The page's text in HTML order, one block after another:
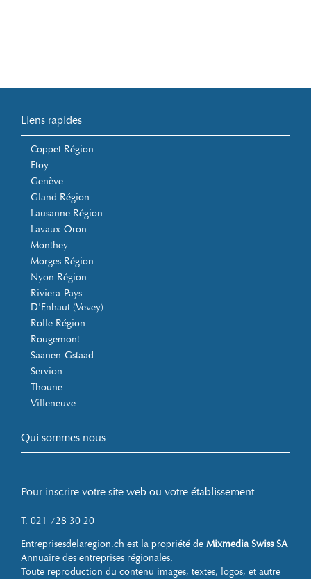
Liens rapides
Coppet Région
Etoy
Genève
Gland Région
Lausanne Région
Lavaux-Oron
Monthey
Morges Région
Nyon Région
Riviera-Pays-
D'Enhaut (Vevey)
Rolle Région
Rougemont
Saanen-Gstaad
Servion
Thoune
Villeneuve
Qui sommes nous
Pour inscrire votre site web ou votre établissement
T. 021 728 30 20
Entreprisesdelaregion.ch est la propriété de Mixmedia Swiss SA
Annuaire des entreprises régionales.
Toute reproduction du contenu images, textes, logos, et autre